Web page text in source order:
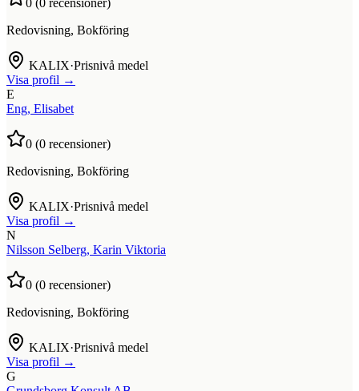
Redovisning, Bokföring
KALIX·Prisnivå medel
Visa profil →
E
Eng, Elisabet
0 (0 recensioner)
Redovisning, Bokföring
KALIX·Prisnivå medel
Visa profil →
N
Nilsson Selberg, Karin Viktoria
0 (0 recensioner)
Redovisning, Bokföring
KALIX·Prisnivå medel
Visa profil →
G